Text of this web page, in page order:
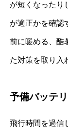
が短くなったり
が適正かを確認
前に暖める、酷
た対策を取り入
予備バッテ
飛行時間を過信